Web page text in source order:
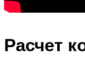
Расчет